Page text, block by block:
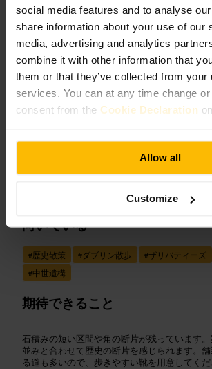
social media features and to analyse
share information about your use of our
media, advertising and analytics
combine it with other information that
them or that they’ve collected from your
services. You can at any time change
consent from the Cookie Declaration
Allow all
Customize
オールド・ダブリン・
ォール
ランドマークと屋外
4.3
4.5
“石の断片が教える、街の古い
向いている
#歴史散策 #ダブリン散歩 #ザリバティーズ
#中世遺構
期待できること
石積みの短い区間や角の断片が残っています
並みと合わせて歴史の断片を感じられます。
る道も多いので、歩きやすい靴を用意してくだ